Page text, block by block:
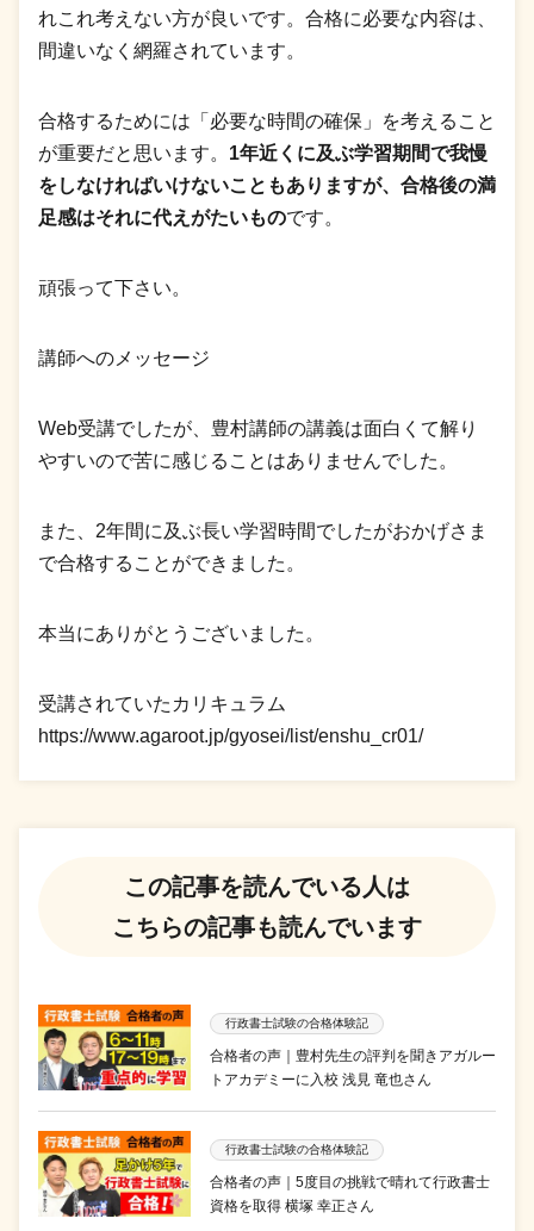
れこれ考えない方が良いです。合格に必要な内容は、
間違いなく網羅されています。
合格するためには「必要な時間の確保」を考えること
が重要だと思います。 1年近くに及ぶ学習期間で我慢
をしなければいけないこともありますが、合格後の満
足感はそれに代えがたいものです。
頑張って下さい。
講師へのメッセージ
Web受講でしたが、豊村講師の講義は面白くて解り
やすいので苦に感じることはありませんでした。
また、2年間に及ぶ長い学習時間でしたがおかげさま
で合格することができました。
本当にありがとうございました。
受講されていたカリキュラム
https://www.agaroot.jp/gyosei/list/enshu_cr01/
この記事を読んでいる人は
こちらの記事も読んでいます
行政書士試験の合格体験記
合格者の声｜豊村先生の評判を聞きアガルー
トアカデミーに入校 浅見 竜也さん
行政書士試験の合格体験記
合格者の声｜5度目の挑戦で晴れて行政書士
資格を取得 横塚 幸正さん